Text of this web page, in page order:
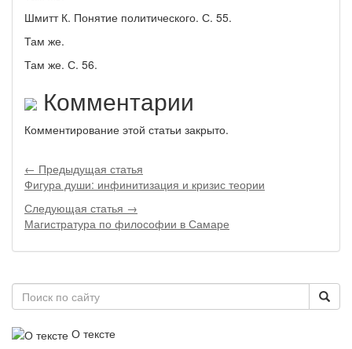
Шмитт К. Понятие политического. С. 55.
Там же.
Там же. С. 56.
Комментарии
Комментирование этой статьи закрыто.
← Предыдущая статья
Фигура души: инфинитизация и кризис теории
Следующая статья →
Магистратура по философии в Самаре
О тексте